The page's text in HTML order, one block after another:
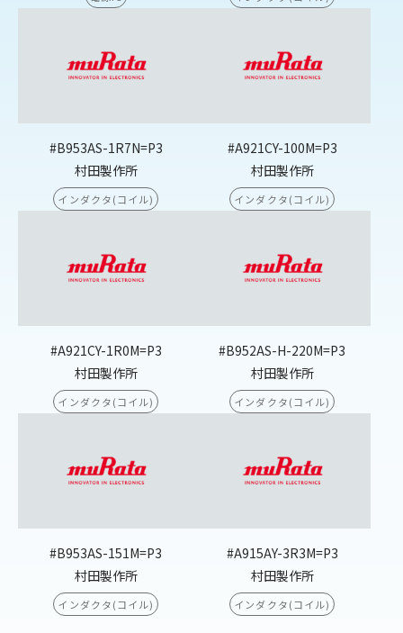
#B953AS-1R7N=P3
村田製作所
インダクタ(コイル)
#A921CY-100M=P3
村田製作所
インダクタ(コイル)
#A921CY-1R0M=P3
村田製作所
インダクタ(コイル)
#B952AS-H-220M=P3
村田製作所
インダクタ(コイル)
#B953AS-151M=P3
村田製作所
インダクタ(コイル)
#A915AY-3R3M=P3
村田製作所
インダクタ(コイル)